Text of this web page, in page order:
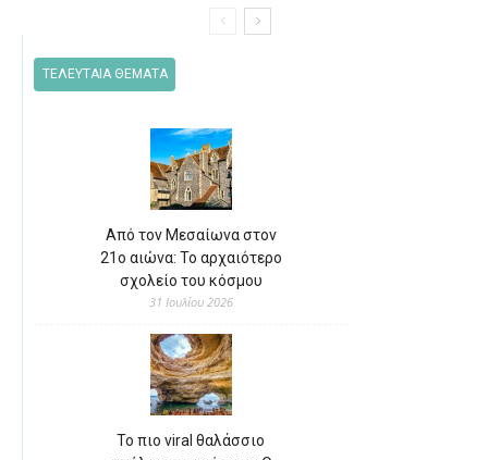
ΤΕΛΕΥΤΑΙΑ ΘΕΜΑΤΑ
Από τον Μεσαίωνα στον
21ο αιώνα: Το αρχαιότερο
σχολείο του κόσμου
31 Ιουλίου 2026
Το πιο viral θαλάσσιο